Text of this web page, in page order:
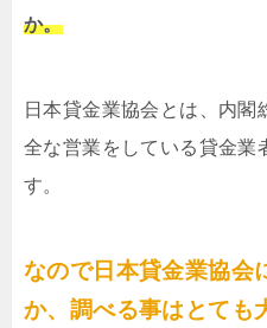
か。
日本貸金業協会とは、内閣
全な営業をしている貸金業
す。
なので日本貸金業協会
か、調べる事はとても